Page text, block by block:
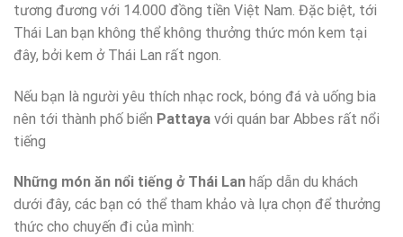
tương đương với 14.000 đồng tiền Việt Nam. Đặc biệt, tới
Thái Lan bạn không thể không thưởng thức món kem tại
đây, bởi kem ở Thái Lan rất ngon.
Nếu bạn là người yêu thích nhạc rock, bóng đá và uống bia
nên tới thành phố biển Pattaya với quán bar Abbes rất nổi
tiếng
Những món ăn nổi tiếng ở Thái Lan hấp dẫn du khách
dưới đây, các bạn có thể tham khảo và lựa chọn để thưởng
thức cho chuyến đi của mình: